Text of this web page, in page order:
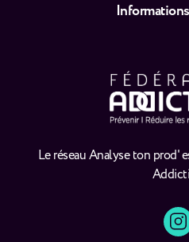
Le réseau Analyse ton prod'